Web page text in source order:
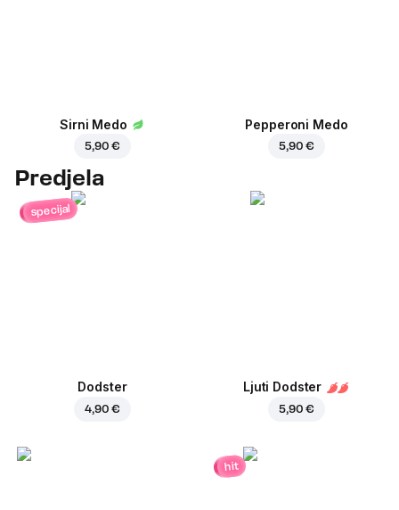
Sirni Medo
5,90 €
Pepperoni Medo
5,90 €
Predjela
specijal
Dodster
4,90 €
Ljuti Dodster
5,90 €
hit